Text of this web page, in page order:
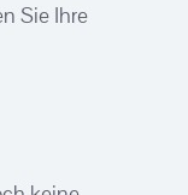
Sie Ihre